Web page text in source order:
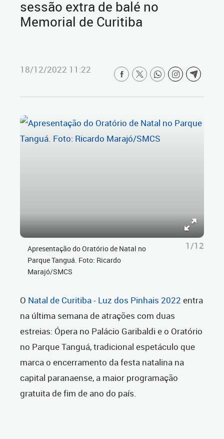
sessão extra de balé no
Memorial de Curitiba
18/12/2022 11:22
Apresentação do Oratório de Natal no
Parque Tanguá. Foto: Ricardo
Marajó/SMCS
1/12
O Natal de Curitiba - Luz dos Pinhais 2022 entra
na última semana de atrações com duas
estreias: Ópera no Palácio Garibaldi e o Oratório
no Parque Tanguá, tradicional espetáculo que
marca o encerramento da festa natalina na
capital paranaense, a maior programação
gratuita de fim de ano do país.